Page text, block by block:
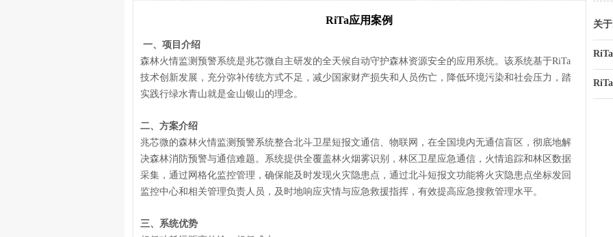
RiTa应用案例
一、项目介绍
森林火情监测预警系统是兆芯微自主研发的全天候自动守护森林资源安全的应用系统。该系统基于RiTa
技术创新发展，充分弥补传统方式不足，减少国家财产损失和人员伤亡，降低环境污染和社会压力，踏
实践行绿水青山就是金山银山的理念。
二、方案介绍
兆芯微的森林火情监测预警系统整合北斗卫星短报文通信、物联网，在全国境内无通信盲区，彻底地解
决森林消防预警与通信难题。系统提供全覆盖林火烟雾识别，林区卫星应急通信，火情追踪和林区数据
采集，通过网格化监控管理，确保能及时发现火灾隐患点，通过北斗短报文功能将火灾隐患点坐标发回
监控中心和相关管理负责人员，及时地响应灾情与应急救援指挥，有效提高应急搜救管理水平。
三、系统优势
关